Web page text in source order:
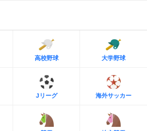
高校野球 大学野球
Jリーグ 海外サッカー